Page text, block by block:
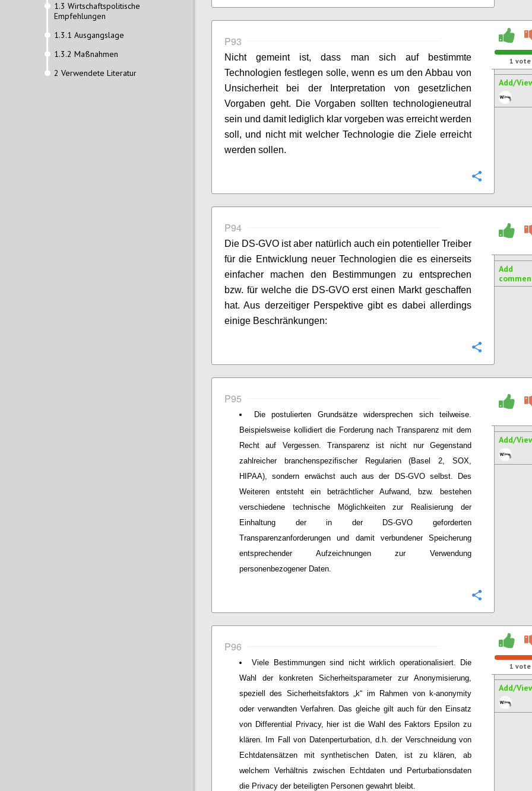
1.3 Wirtschaftspolitische
Empfehlungen
1.3.1 Ausgangslage
1.3.2 Maßnahmen
2 Verwendete Literatur
P93
Nicht gemeint ist, dass man sich auf bestimmte
Technologien festlegen solle, wenn es um den Abbau von
Unsicherheit bei der Interpretation von gesetzlichen
Vorgaben geht. Die Vorgaben sollten technologieneutral
sein und damit lediglich klar vorgeben was erreicht werden
soll, und nicht mit welcher Technologie die Ziele erreicht
werden sollen.
1 vote
Add/
P94
Die DS-GVO ist aber natürlich auch ein potentieller Treiber
für die Entwicklung neuer Technologien die es einerseits
einfacher machen den Bestimmungen zu entsprechen
bzw. für welche die DS-GVO erst einen Markt geschaffen
hat. Aus derzeitiger Perspektive gibt es dabei allerdings
einige Beschränkungen:
Add
P95
Die postulierten Grundsätze widersprechen sich teilweise.
Beispielsweise kollidiert die Forderung nach Transparenz mit dem
Recht auf Vergessen. Transparenz ist nicht nur Gegenstand
zahlreicher branchenspezifischer Regularien (Basel 2, SOX,
HIPAA), sondern erwächst auch aus der DS-GVO selbst. Des
Weiteren entsteht ein beträchtlicher Aufwand, bzw. bestehen
verschiedene technische Möglichkeiten zur Realisierung der
Einhaltung der in der DS-GVO geforderten
Transparenzanforderungen und damit verbundener Speicherung
entsprechender Aufzeichnungen zur Verwendung
personenbezogener Daten.
Add/
P96
Viele Bestimmungen sind nicht wirklich operationalisiert. Die
Wahl der konkreten Sicherheitsparameter zur Anonymisierung,
speziell des Sicherheitsfaktors „k“ im Rahmen von k-anonymity
oder verwandten Verfahren. Das gleiche gilt auch für den Einsatz
von Differential Privacy, hier ist die Wahl des Faktors Epsilon zu
klären. Im Fall von Datenperturbation, d.h. der Verschneidung von
Echtdatensätzen mit synthetischen Daten, ist zu klären, ab
welchem Verhältnis zwischen Echtdaten und Perturbationsdaten
die Privacy der beteiligten Personen gewahrt bleibt.
1 vote
Add/